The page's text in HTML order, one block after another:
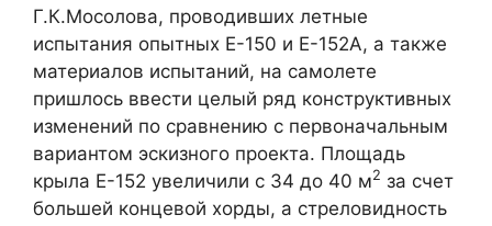
Г.К.Мосолова, проводивших летные
испытания опытных Е-150 и Е-152А, а также
материалов испытаний, на самолете
пришлось ввести целый ряд конструктивных
изменений по сравнению с первоначальным
вариантом эскизного проекта. Площадь
крыла Е-152 увеличили с 34 до 40 м2 за счет
большей концевой хорды, а стреловидность